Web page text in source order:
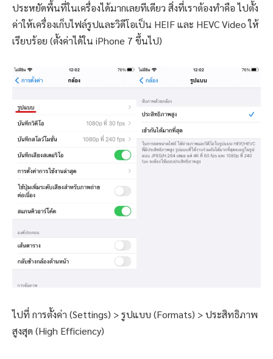
ประหยัดพื้นที่ในเครื่องได้มากเลยทีเดียว สิ่งที่เราต้องทำคือ ไปตั้ง
ค่าให้เครื่องเก็บไฟล์รูปและวิดีโอเป็น HEIF และ HEVC Video ให้
เรียบร้อย (ตั้งค่าได้ใน iPhone 7 ขึ้นไป)
ไปที่ การตั้งค่า (Settings) > รูปแบบ (Formats) > ประสิทธิภาพ
สูงสุด (High Efficiency)